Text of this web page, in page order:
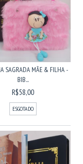
SAGRADA MÃE & FILHA -
BIB...
R$58,00
ESGOTADO